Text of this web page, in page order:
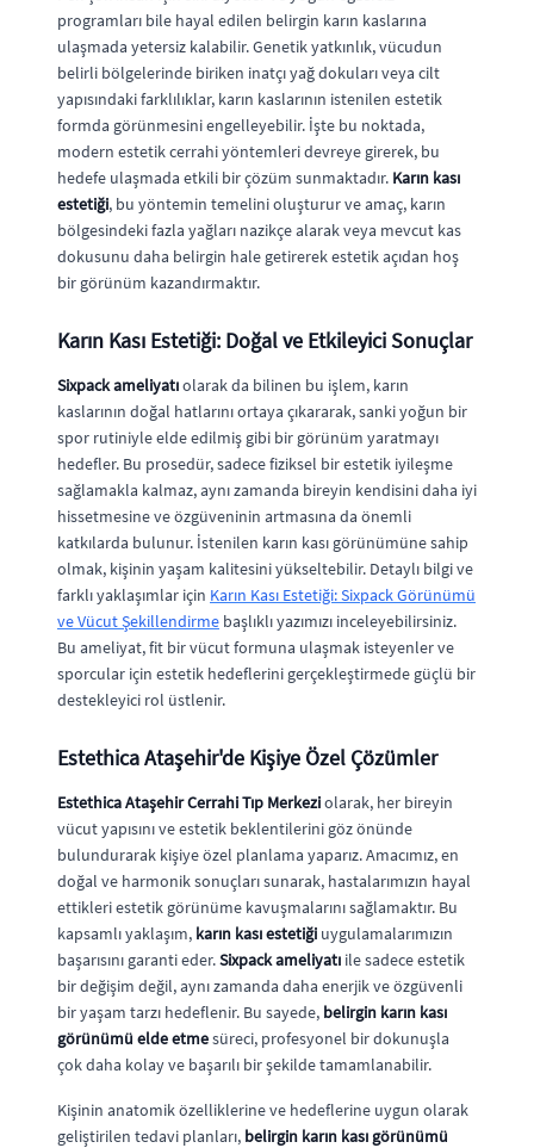
programları bile hayal edilen belirgin karın kaslarına
ulaşmada yetersiz kalabilir. Genetik yatkınlık, vücudun
belirli bölgelerinde biriken inatçı yağ dokuları veya cilt
yapısındaki farklılıklar, karın kaslarının istenilen estetik
formda görünmesini engelleyebilir. İşte bu noktada,
modern estetik cerrahi yöntemleri devreye girerek, bu
hedefe ulaşmada etkili bir çözüm sunmaktadır. Karın kası
estetiği, bu yöntemin temelini oluşturur ve amaç, karın
bölgesindeki fazla yağları nazikçe alarak veya mevcut kas
dokusunu daha belirgin hale getirerek estetik açıdan hoş
bir görünüm kazandırmaktır.
Karın Kası Estetiği: Doğal ve Etkileyici Sonuçlar
Sixpack ameliyatıolarak da bilinen bu işlem, karın
kaslarının doğal hatlarını ortaya çıkararak, sanki yoğun bir
spor rutiniyle elde edilmiş gibi bir görünüm yaratmayı
hedefler. Bu prosedür, sadece fiziksel bir estetik iyileşme
sağlamakla kalmaz, aynı zamanda bireyin kendisini daha iyi
hissetmesine ve özgüveninin artmasına da önemli
katkılarda bulunur. İstenilen karın kası görünümüne sahip
olmak, kişinin yaşam kalitesini yükseltebilir. Detaylı bilgi ve
farklı yaklaşımlar için Karın Kası Estetiği: Sixpack Görünümü
ve Vücut Şekillendirme başlıklı yazımızı inceleyebilirsiniz.
Bu ameliyat, fit bir vücut formuna ulaşmak isteyenler ve
sporcular için estetik hedeflerini gerçekleştirmede güçlü bir
destekleyici rol üstlenir.
Estethica Ataşehir'de Kişiye Özel Çözümler
Estethica Ataşehir Cerrahi Tıp Merkeziolarak, her bireyin
vücut yapısını ve estetik beklentilerini göz önünde
bulundurarak kişiye özel planlama yaparız. Amacımız, en
doğal ve harmonik sonuçları sunarak, hastalarımızın hayal
ettikleri estetik görünüme kavuşmalarını sağlamaktır. Bu
kapsamlı yaklaşım, karın kası estetiği uygulamalarımızın
başarısını garanti eder.Sixpack ameliyatı ile sadece estetik
bir değişim değil, aynı zamanda daha enerjik ve özgüvenli
bir yaşam tarzı hedeflenir. Bu sayede, belirgin karın kası
görünümü elde etmesüreci, profesyonel bir dokunuşla
çok daha kolay ve başarılı bir şekilde tamamlanabilir.
Kişinin anatomik özelliklerine ve hedeflerine uygun olarak
geliştirilen tedavi planları, belirgin karın kası görünümü